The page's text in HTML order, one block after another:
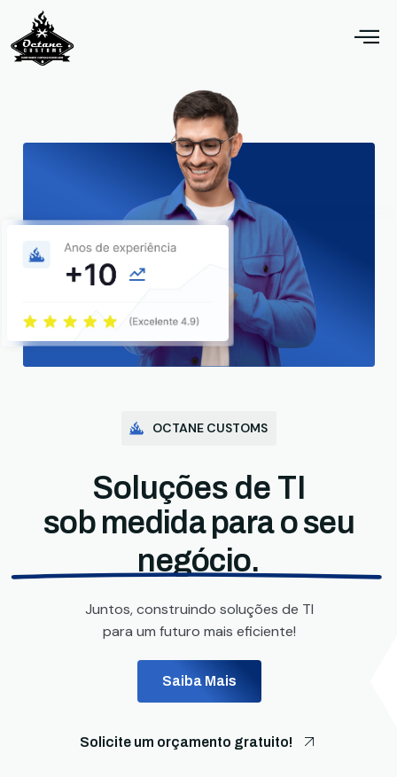
OCTANE CUSTOMS
Soluções de TI
sob medida para o seu
negócio.
Juntos, construindo soluções de TI
para um futuro mais eficiente!
Saiba Mais
Solicite um orçamento gratuito!